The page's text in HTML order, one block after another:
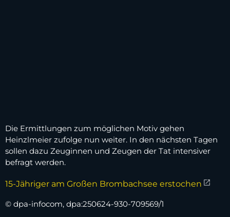
Die Ermittlungen zum möglichen Motiv gehen
Heinzlmeier zufolge nun weiter. In den nächsten Tagen
sollen dazu Zeuginnen und Zeugen der Tat intensiver
befragt werden.
15-Jähriger am Großen Brombachsee erstochen
© dpa-infocom, dpa:250624-930-709569/1